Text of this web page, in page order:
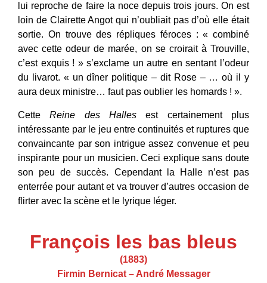
lui reproche de faire la noce depuis trois jours. On est
loin de Clairette Angot qui n’oubliait pas d’où elle était
sortie. On trouve des répliques féroces : « combiné
avec cette odeur de marée, on se croirait à Trouville,
c’est exquis ! » s’exclame un autre en sentant l’odeur
du livarot. « un dîner politique – dit Rose – … où il y
aura deux ministre… faut pas oublier les homards ! ».
CetteReine des Halles est certainement plus
intéressante par le jeu entre continuités et ruptures que
convaincante par son intrigue assez convenue et peu
inspirante pour un musicien. Ceci explique sans doute
son peu de succès. Cependant la Halle n’est pas
enterrée pour autant et va trouver d’autres occasion de
flirter avec la scène et le lyrique léger.
François les bas bleus
(1883)
Firmin Bernicat – André Messager